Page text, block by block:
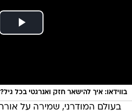
בווידאו: איך להישאר חזק ואנרגטי בכל גיל?
בעולם המודרני, שמירה על